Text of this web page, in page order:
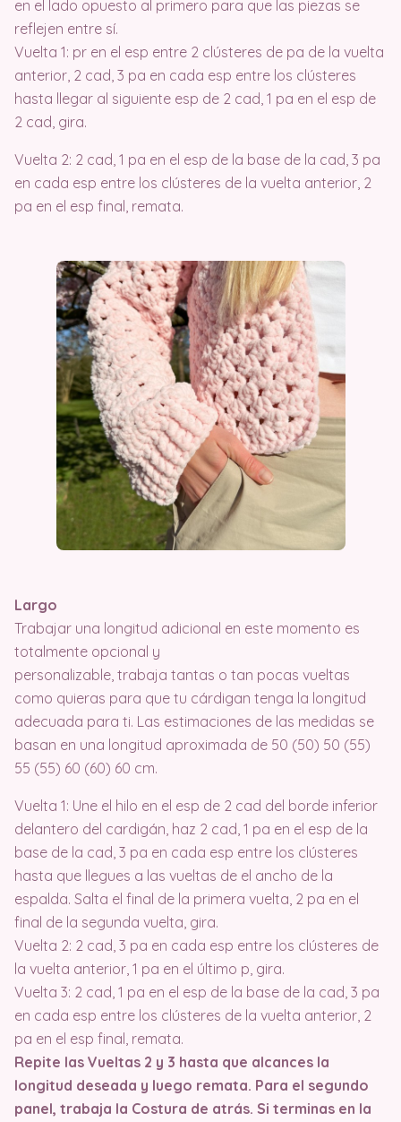
en el lado opuesto al primero para que las piezas se
reflejen entre sí.
Vuelta 1: pr en el esp entre 2 clústeres de pa de la vuelta
anterior, 2 cad, 3 pa en cada esp entre los clústeres
hasta llegar al siguiente esp de 2 cad, 1 pa en el esp de
2 cad, gira.
Vuelta 2: 2 cad, 1 pa en el esp de la base de la cad, 3 pa
en cada esp entre los clústeres de la vuelta anterior, 2
pa en el esp final, remata.
Largo
Trabajar una longitud adicional en este momento es
totalmente opcional y
personalizable, trabaja tantas o tan pocas vueltas
como quieras para que tu cárdigan tenga la longitud
adecuada para ti. Las estimaciones de las medidas se
basan en una longitud aproximada de 50 (50) 50 (55)
55 (55) 60 (60) 60 cm.
Vuelta 1: Une el hilo en el esp de 2 cad del borde inferior
delantero del cardigán, haz 2 cad, 1 pa en el esp de la
base de la cad, 3 pa en cada esp entre los clústeres
hasta que llegues a las vueltas de el ancho de la
espalda. Salta el final de la primera vuelta, 2 pa en el
final de la segunda vuelta, gira.
Vuelta 2: 2 cad, 3 pa en cada esp entre los clústeres de
la vuelta anterior, 1 pa en el último p, gira.
Vuelta 3: 2 cad, 1 pa en el esp de la base de la cad, 3 pa
en cada esp entre los clústeres de la vuelta anterior, 2
pa en el esp final, remata.
Repite las Vueltas 2 y 3 hasta que alcances la
longitud deseada y luego remata. Para el segundo
panel, trabaja la Costura de atrás. Si terminas en la